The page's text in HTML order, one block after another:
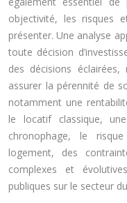
objectivité, les risques
présenter. Une analyse
toute décision
des décisions
assurer la pérennité de
notamment une
le locatif classique,
chronophage, le
logement, des
complexes et
publiques sur le secteur